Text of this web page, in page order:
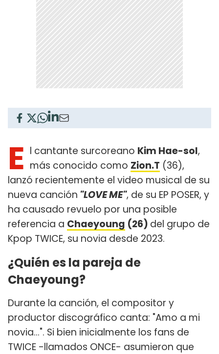
E l cantante surcoreano Kim Hae-sol, ​
más conocido como Zion.T (36),
lanzó recientemente el video musical de su
nueva canción "LOVE ME", de su EP POSER, y
ha causado revuelo por una posible
referencia a Chaeyoung (26) del grupo de
Kpop TWICE, su novia desde 2023.
¿Quién es la pareja de
Chaeyoung?
Durante la canción, el compositor y
productor discográfico canta: "Amo a mi
novia…". Si bien inicialmente los fans de
TWICE -llamados ONCE- asumieron que